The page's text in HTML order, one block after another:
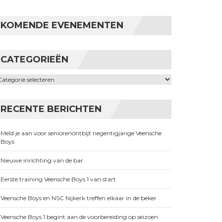
KOMENDE EVENEMENTEN
CATEGORIEËN
RECENTE BERICHTEN
Meld je aan voor seniorenontbijt negentigjarige Veensche
Boys
Nieuwe inrichting van de bar
Eerste training Veensche Boys 1 van start
Veensche Boys en NSC Nijkerk treffen elkaar in de beker
Veensche Boys 1 begint aan de voorbereiding op seizoen